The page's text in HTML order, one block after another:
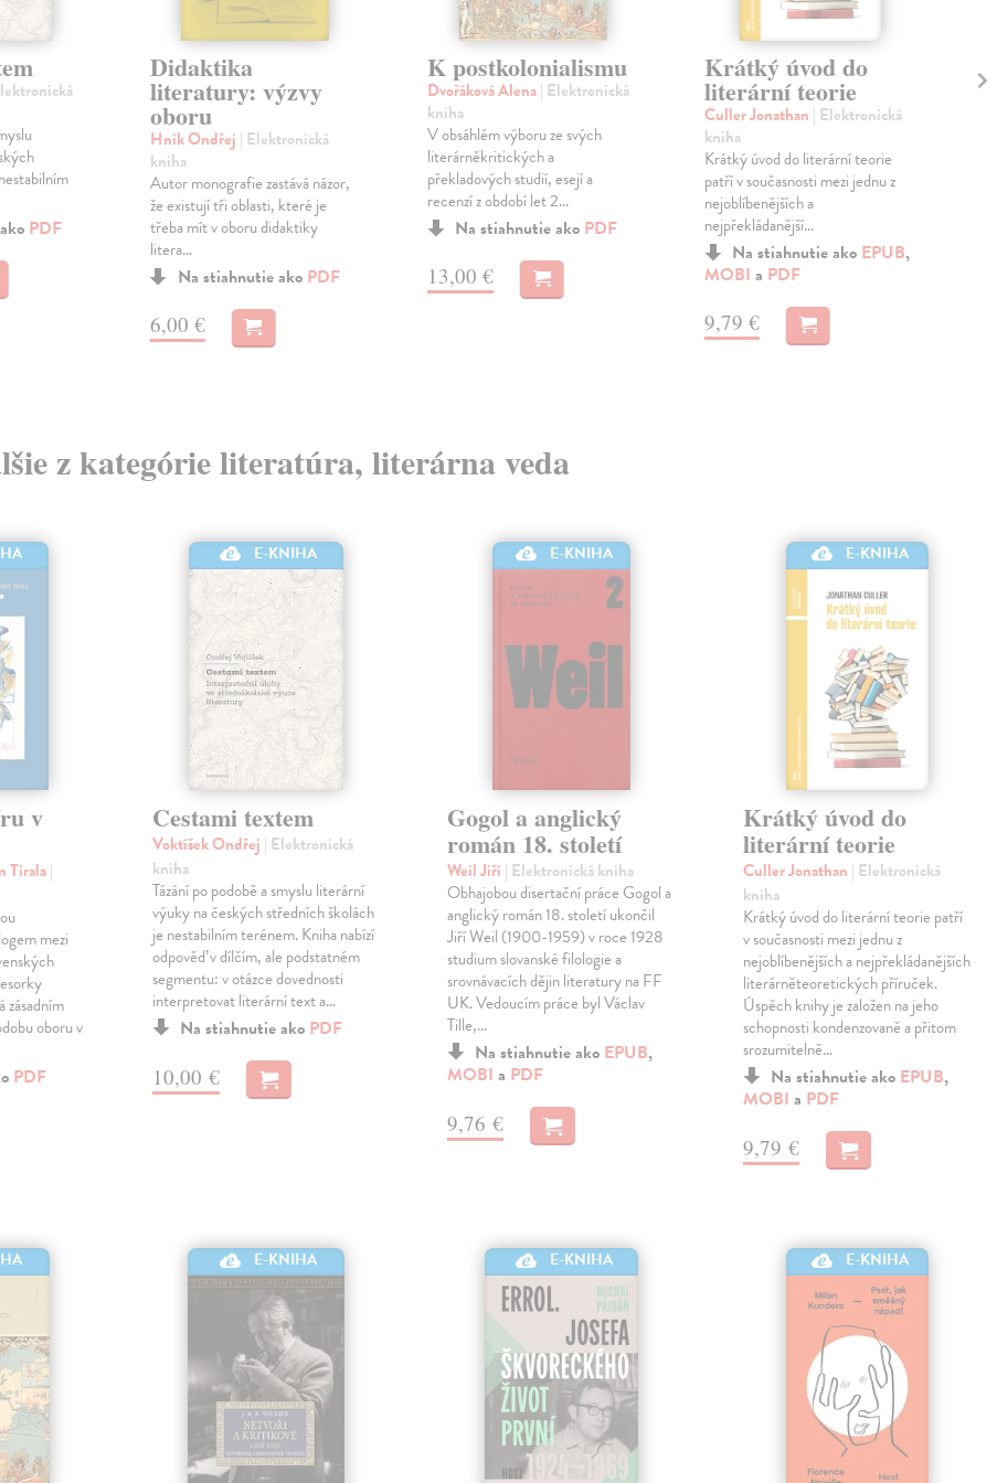
PDF
Didaktika
literatury: výzvy
oboru
Hník Ondřej | Elektronická
kniha
Autor monografie zastává názor,
že existují tři oblasti, které je
třeba mít v oboru didaktiky
litera...
Na stiahnutie ako PDF
6,00 €
K postkolonialismu
Dvořáková Alena| Elektronická
kniha
V obsáhlém výboru ze svých
literárněkritických a
překladových studií, esejí a
recenzí z období let 2...
Na stiahnutie ako PDF
13,00 €
Krátký úvod do
literární teorie
Culler Jonathan | Elektronická
kniha
Krátký úvod do literární teorie
patří v současnosti mezi jednu z
nejoblíbenějších a
nejpřekládanější...
Na stiahnutie ako EPUB,
MOBI a PDF
9,79 €
z kategórie literatúra, literárna veda
v
Tirala|
mezi
oboru v
PDF
E-KNIHA
Cestami textem
Voktíšek Ondřej | Elektronická
kniha
Tázání po podobě a smyslu literární
výuky na českých středních školách
je nestabilním terénem. Kniha nabízí
odpověď v dílčím, ale podstatném
segmentu: v otázce dovednosti
interpretovat literární text a…
Na stiahnutie ako PDF
10,00 €
E-KNIHA
Gogol a anglický
román 18. století
Weil Jiří | Elektronická kniha
Obhajobou disertační práce Gogol a
anglický román 18. století ukončil
Jiří Weil (1900-1959) v roce 1928
studium slovanské filologie a
srovnávacích dějin literatury na FF
UK. Vedoucím práce byl Václav
Tille,…
Na stiahnutie ako EPUB,
MOBI a PDF
9,76 €
E-KNIHA
Krátký úvod do
literární teorie
Culler Jonathan | Elektronická
kniha
Krátký úvod do literární teorie patří
v současnosti mezi jednu z
nejoblíbenějších a nejpřekládanějších
literárněteoretických příruček.
Úspěch knihy je založen na jeho
schopnosti kondenzovaně a přitom
srozumitelně…
Na stiahnutie ako EPUB,
MOBI a PDF
9,79 €
E-KNIHA E-KNIHA E-KNIHA